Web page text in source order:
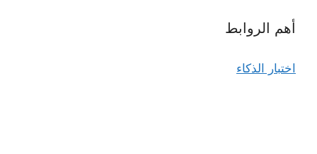
أهم الروابط
اختبار الذكاء